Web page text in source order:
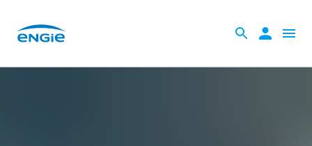
mainZoeken
de
Zoeken
Open